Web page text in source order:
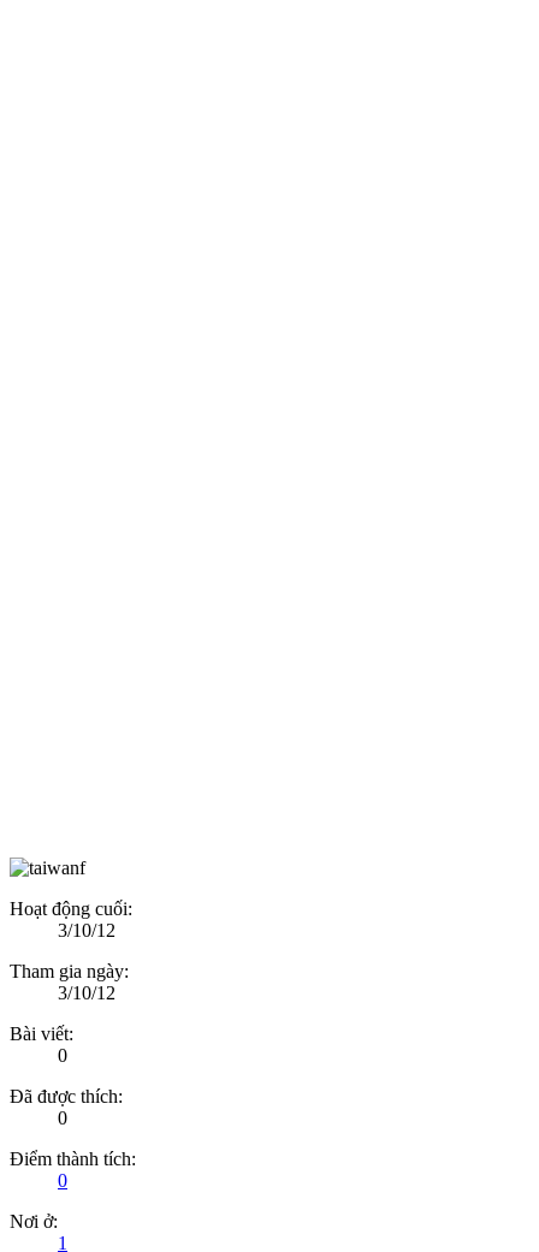
Hoạt động cuối:
3/10/12
Tham gia ngày:
3/10/12
Bài viết:
0
Đã được thích:
0
Điểm thành tích:
0
Nơi ở:
1